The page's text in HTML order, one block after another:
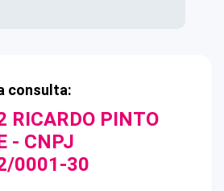
consulta:
RICARDO PINTO
- CNPJ
0001-30